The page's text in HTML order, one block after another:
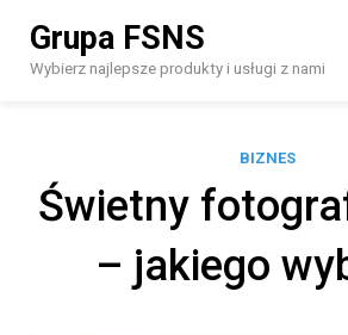
content
Grupa FSNS
Wybierz najlepsze produkty i usługi z nami
BIZNES
Świetny
– jakiego